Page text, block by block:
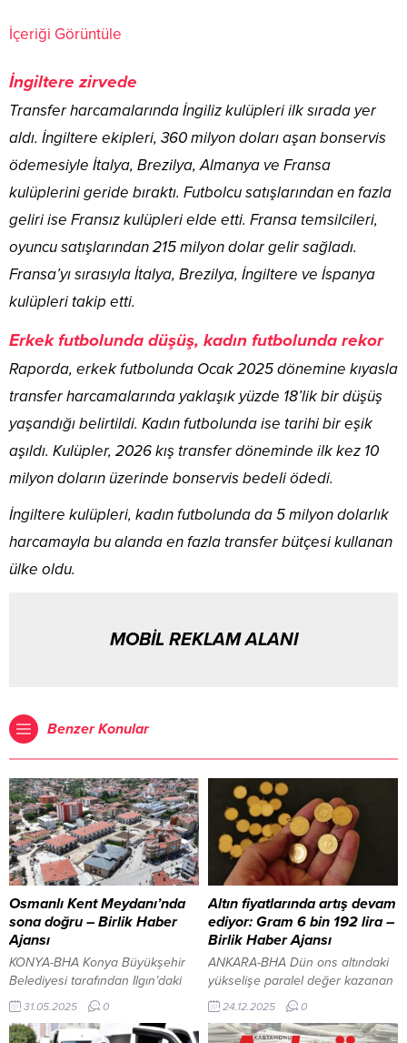
İçeriği Görüntüle
İngiltere zirvede
Transfer harcamalarında İngiliz kulüpleri ilk sırada yer
aldı. İngiltere ekipleri, 360 milyon doları aşan bonservis
ödemesiyle İtalya, Brezilya, Almanya ve Fransa
kulüplerini geride bıraktı. Futbolcu satışlarından en fazla
geliri ise Fransız kulüpleri elde etti. Fransa temsilcileri,
oyuncu satışlarından 215 milyon dolar gelir sağladı.
Fransa’yı sırasıyla İtalya, Brezilya, İngiltere ve İspanya
kulüpleri takip etti.
Erkek futbolunda düşüş, kadın futbolunda rekor
Raporda, erkek futbolunda Ocak 2025 dönemine kıyasla
transfer harcamalarında yaklaşık yüzde 18’lik bir düşüş
yaşandığı belirtildi. Kadın futbolunda ise tarihi bir eşik
aşıldı. Kulüpler, 2026 kış transfer döneminde ilk kez 10
milyon doların üzerinde bonservis bedeli ödedi.
İngiltere kulüpleri, kadın futbolunda da 5 milyon dolarlık
harcamayla bu alanda en fazla transfer bütçesi kullanan
ülke oldu.
MOBİL REKLAM ALANI
Benzer Konular
Osmanlı Kent Meydanı’nda
sona doğru – Birlik Haber
Ajansı
KONYA-BHA Konya Büyükşehir
Belediyesi tarafından Ilgın’daki
Osmanlı Kent Meydanı
Dönüşümü Projesi’nde çalışmalar
sona yaklaştı. Konya Büyükşehir
31.05.2025 0
Altın fiyatlarında artış devam
ediyor: Gram 6 bin 192 lira –
Birlik Haber Ajansı
ANKARA-BHA Dün ons altındaki
yükselişe paralel değer kazanan
gram altın, günü önceki kapanışa
göre yüzde 1,3 artışla 6 bin 187
liradan tamamladı. Bugün saat
24.12.2025 0